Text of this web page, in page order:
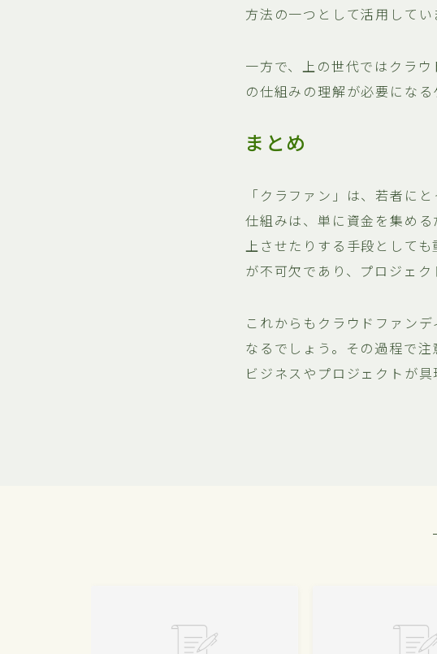
方法の一つとして活用してい
一方で、上の世代ではクラ
の仕組みの理解が必要になる
まとめ
「クラファン」は、若者に
仕組みは、単に資金を集め
上させたりする手段として
が不可欠であり、プロジェク
これからもクラウドファン
なるでしょう。その過程で
ビジネスやプロジェクトが